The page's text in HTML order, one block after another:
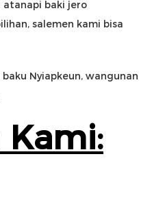
atanapi baki jero
salemen kami bisa
baku Nyiapkeun, wangunan
Kami: